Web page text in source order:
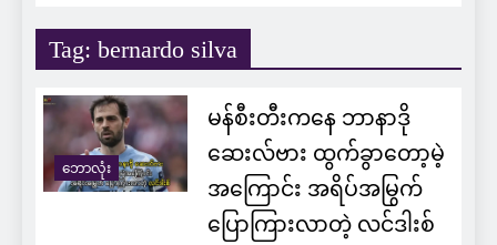
Tag: bernardo silva
ဘောလုံး
မန်စီးတီးကနေ ဘာနာဒို
ဆေးလ်ဗား ထွက်ခွာတော့မဲ့
အကြောင်း အရိပ်အမြွက်
ပြောကြားလာတဲ့ လင်ဒါးစ်